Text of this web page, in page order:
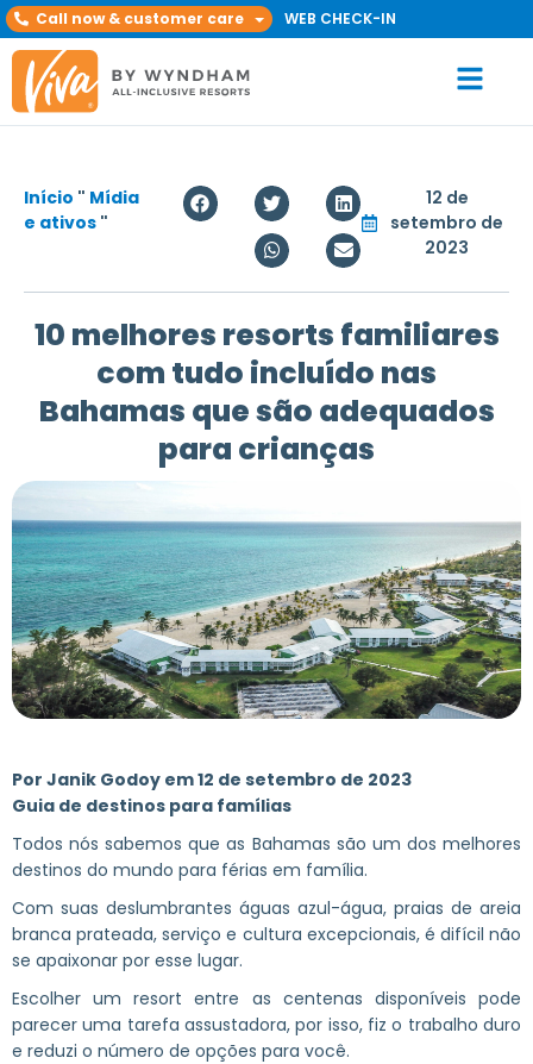
Call now & customer care WEB CHECK-IN
Início " Mídia
e ativos "
12 de
setembro de
2023
10 melhores resorts familiares
com tudo incluído nas
Bahamas que são adequados
para crianças
Por Janik Godoy em 12 de setembro de 2023
Guia de destinos para famílias
Todos nós sabemos que as Bahamas são um dos melhores
destinos do mundo para férias em família.
Com suas deslumbrantes águas azul-água, praias de areia
branca prateada, serviço e cultura excepcionais, é difícil não
se apaixonar por esse lugar.
Escolher um resort entre as centenas disponíveis pode
parecer uma tarefa assustadora, por isso, fiz o trabalho duro
e reduzi o número de opções para você.